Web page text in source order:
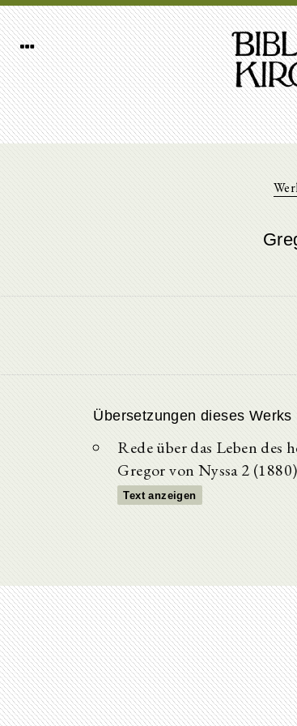
Übersetzungen dieses Werks
Rede über das Leben des
Gregor von Nyssa 2
Text anzeigen